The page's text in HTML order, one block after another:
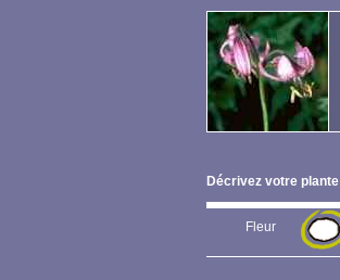
Décrivez votre plante
Fleur